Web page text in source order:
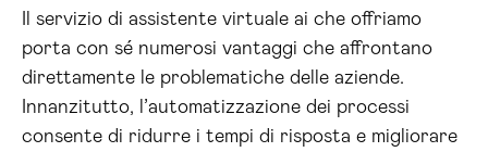
Il servizio di assistente virtuale ai che offriamo
porta con sé numerosi vantaggi che affrontano
direttamente le problematiche delle aziende.
Innanzitutto, l’automatizzazione dei processi
consente di ridurre i tempi di risposta e migliorare